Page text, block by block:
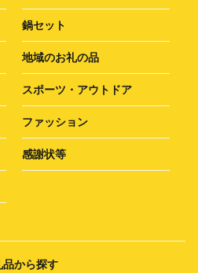
鍋セット
地域のお礼の品
スポーツ・アウトドア
ファッション
感謝状等
品から探す